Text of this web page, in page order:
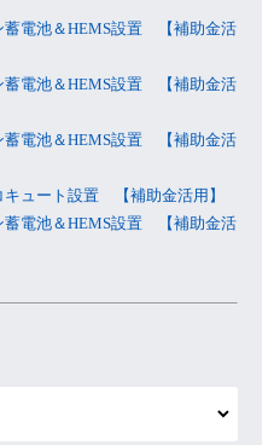
電池＆HEMS設置 【補助金活
電池＆HEMS設置 【補助金活
電池＆HEMS設置 【補助金活
ュート設置 【補助金活用】
電池＆HEMS設置 【補助金活